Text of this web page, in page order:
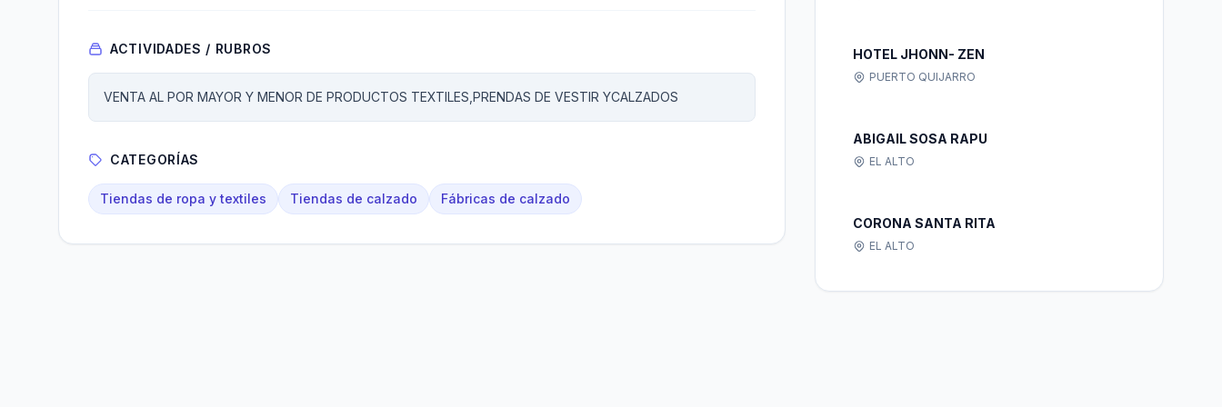
ACTIVIDADES / RUBROS
VENTA AL POR MAYOR Y MENOR DE PRODUCTOS TEXTILES,PRENDAS DE VESTIR YCALZADOS
CATEGORÍAS
Tiendas de ropa y textiles Tiendas de calzado Fábricas de calzado
HOTEL JHONN- ZEN
PUERTO QUIJARRO
ABIGAIL SOSA RAPU
EL ALTO
CORONA SANTA RITA
EL ALTO